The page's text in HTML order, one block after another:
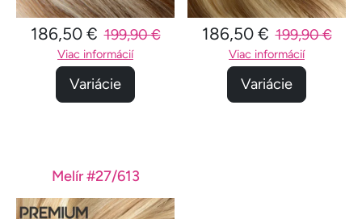
186,50 € 199,90 €
Viac informácií
Variácie
186,50 € 199,90 €
Viac informácií
Variácie
Melír #27/613